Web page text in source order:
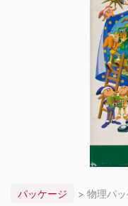
パッケージ > 物理パ